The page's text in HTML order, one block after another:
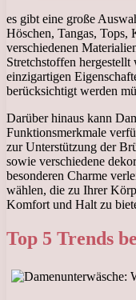
es gibt eine große
Höschen, Tangas, Tops,
verschiedenen
Stretchstoffen hergestellt
einzigartigen
berücksichtigt werden
Darüber hinaus kann
Funktionsmerkmale
zur Unterstützung der
sowie verschiedene
besonderen Charme
wählen, die zu Ihrer
Komfort und Halt zu
Top 5 Trends